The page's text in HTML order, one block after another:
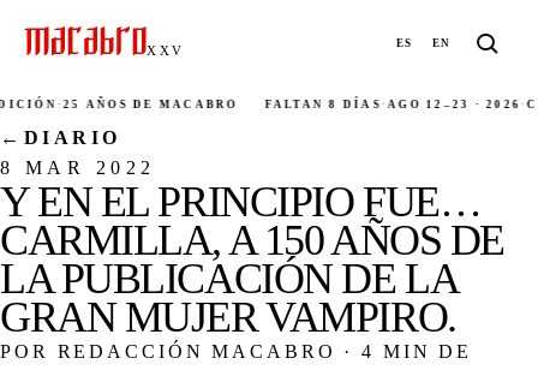
XXV ES EN
·25 AÑOS DE MACABRO FALTAN 8 DÍAS·AGO 12–23 · 2026·
← DIARIO
8 MAR 2022
Y EN EL PRINCIPIO FUE…
CARMILLA, A 150 AÑOS DE
LA PUBLICACIÓN DE LA
GRAN MUJER VAMPIRO.
POR REDACCIÓN MACABRO ·
4 MIN DE